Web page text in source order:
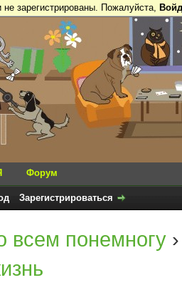
зарегистрированы. Пожалуйста,
Форум
Зарегистрироваться
всем понемногу